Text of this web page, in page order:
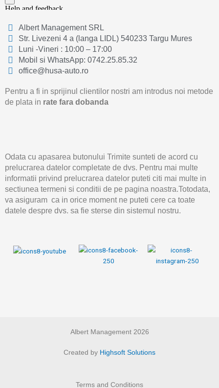
Albert Management SRL
Str. Livezeni 4 a (langa LIDL) 540233 Targu Mures
Luni -Vineri : 10:00 – 17:00
Mobil si WhatsApp: 0742.25.85.32
office@husa-auto.ro
Pentru a fi in sprijinul clientilor nostri am introdus noi metode
de plata in rate fara dobanda
Odata cu apasarea butonului Trimite sunteti de acord cu
prelucrarea datelor completate de dvs. Pentru mai multe
informatii privind prelucrarea datelor puteti citi mai multe in
sectiunea termeni si conditii de pe pagina noastra.Totodata,
va asiguram ca in orice moment ne puteti cere ca toate
datele despre dvs. sa fie sterse din sistemul nostru.
Albert Management 2026
Created by Highsoft Solutions
Terms and Conditions